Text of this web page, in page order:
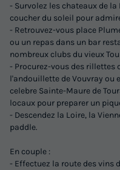
- Survolez les chateaux de
coucher du soleil pour
- Retrouvez-vous place
ou un repas dans un bar
nombreux clubs du vieux
- Procurez-vous des rillettes
l'andouillette de Vouvray ou
celebre Sainte-Maure de
locaux pour preparer un
- Descendez la Loire, la
paddle.
En couple :
- Effectuez la route des vins